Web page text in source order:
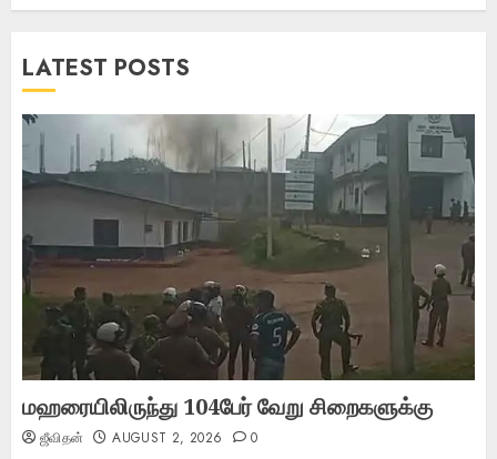
LATEST POSTS
மஹரையிலிருந்து 104பேர் வேறு சிறைகளுக்கு
ஜீவிதன் AUGUST 2, 2026 0